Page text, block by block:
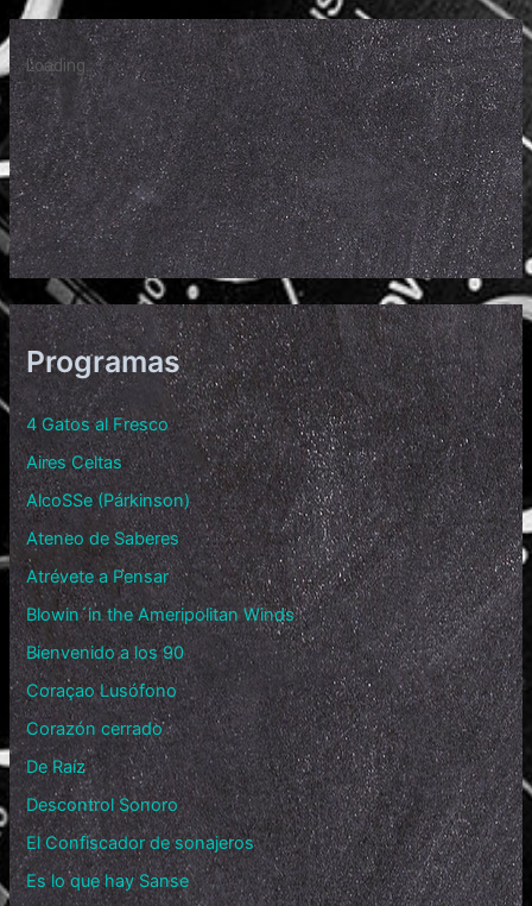
Programas
4 Gatos al Fresco
Aires Celtas
AlcoSSe (Párkinson)
Ateneo de Saberes
Atrévete a Pensar
Blowin´in the Ameripolitan Winds
Bienvenido a los 90
Coraçao Lusófono
Corazón cerrado
De Raíz
Descontrol Sonoro
El Confiscador de sonajeros
Es lo que hay Sanse